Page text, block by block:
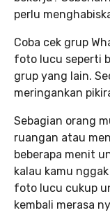
perlu
Coba cek grup
foto lucu seperti
grup yang lain.
meringankan
Sebagian orang
ruangan atau
beberapa menit
kalau kamu
foto lucu cukup
kembali merasa